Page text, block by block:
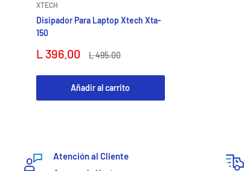
XTECH
Disipador Para Laptop Xtech Xta-
150
Precio
venta
L 396.00
Precio
L 495.00
Añadir al carrito
Atención al Cliente